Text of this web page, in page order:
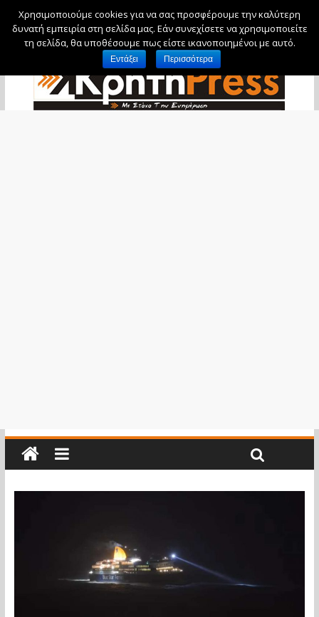
Πέμπτη, 6 Αυγούστου, 2026
Χρησιμοποιούμε cookies για να σας προσφέρουμε την καλύτερη
δυνατή εμπειρία στη σελίδα μας. Εάν συνεχίσετε να χρησιμοποιείτε
τη σελίδα, θα υποθέσουμε πως είστε ικανοποιημένοι με αυτό.
Εντάξει Περισσότερα